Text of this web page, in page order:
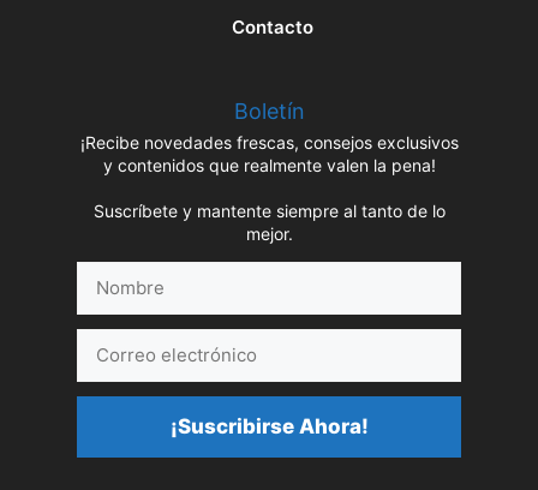
Contacto
Boletín
¡Recibe novedades frescas, consejos exclusivos
y contenidos que realmente valen la pena!
Suscríbete y mantente siempre al tanto de lo
mejor.
electrónico
¡Suscribirse Ahora!